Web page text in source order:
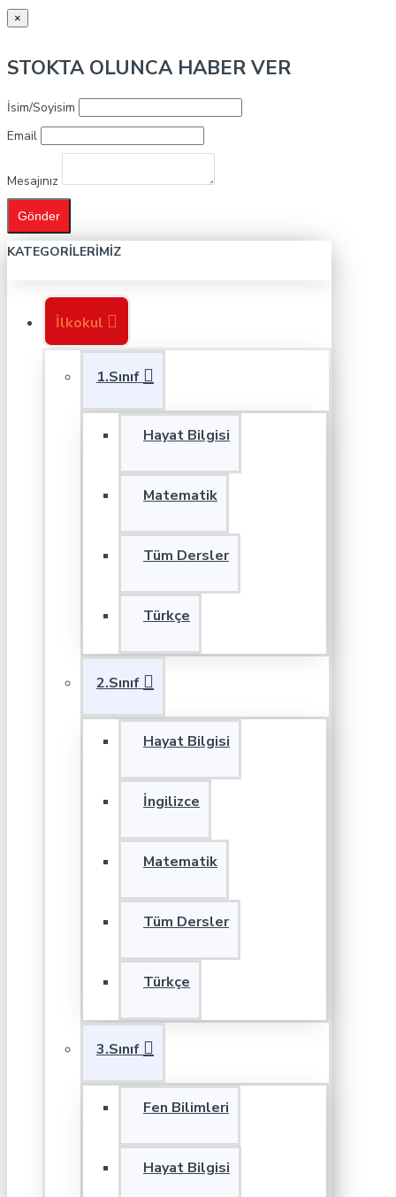
×
STOKTA OLUNCA HABER VER
İsim/Soyisim
Email
Mesajınız
Gönder
KATEGORILERIMIZ
İlkokul
1.Sınıf
Hayat Bilgisi
Matematik
Tüm Dersler
Türkçe
2.Sınıf
Hayat Bilgisi
İngilizce
Matematik
Tüm Dersler
Türkçe
3.Sınıf
Fen Bilimleri
Hayat Bilgisi